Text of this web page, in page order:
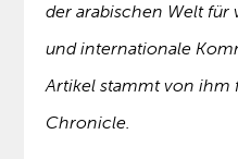
der arabischen Welt
und internationale
Artikel stammt von ihm
Chronicle.